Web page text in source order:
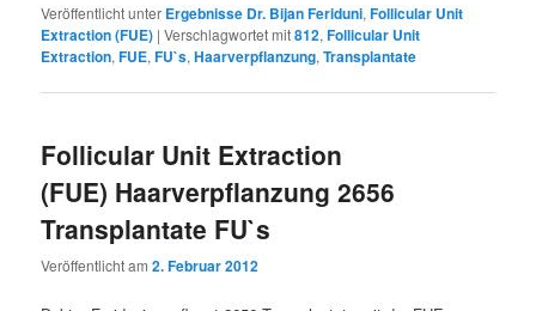
Veröffentlicht unter Ergebnisse Dr. Bijan Feriduni,Follicular Unit
Extraction (FUE) |Verschlagwortet mit812,Follicular Unit
Extraction,FUE,FU`s,Haarverpflanzung,Transplantate
Follicular Unit Extraction
(FUE) Haarverpflanzung 2656
Transplantate FU`s
Veröffentlicht am2. Februar 2012